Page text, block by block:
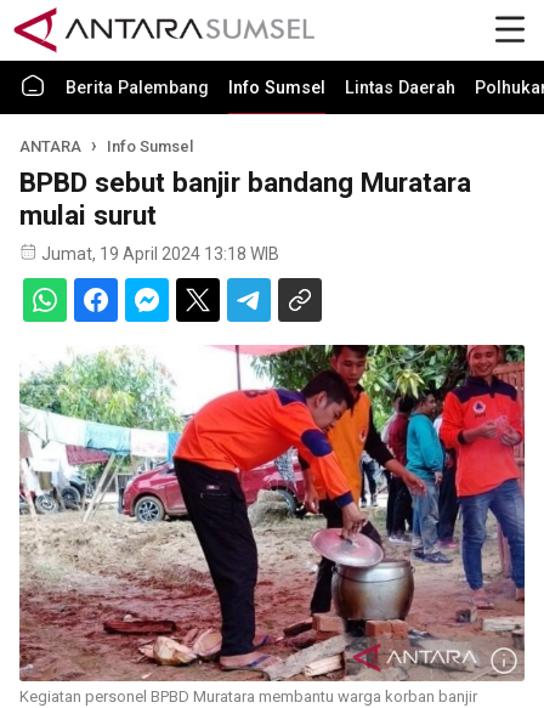
Berita Palembang Info Sumsel Lintas Daerah
ANTARA Info Sumsel
BPBD sebut banjir bandang Muratara
mulai surut
Jumat, 19 April 2024 13:18 WIB
Kegiatan personel BPBD Muratara membantu warga korban banjir